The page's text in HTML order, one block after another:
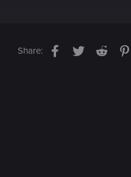
Share: Facebook
TwitterReddit